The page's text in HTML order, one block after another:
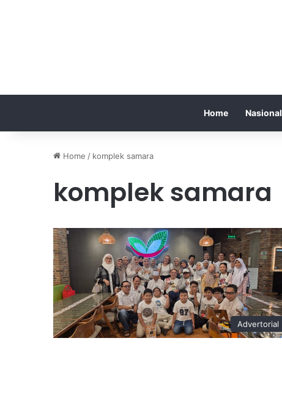
Home Nasional
Home / komplek samara
komplek samara
Advertorial